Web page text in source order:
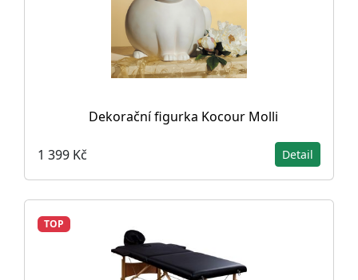
Dekorační figurka Kocour Molli
1 399 Kč Detail
TOP